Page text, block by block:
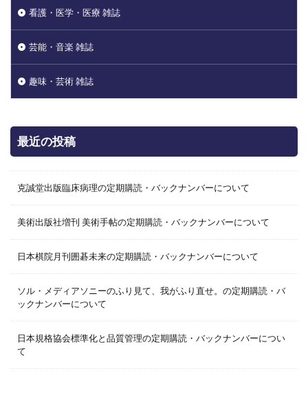
看護・医学・医療 雑誌
芸能・音楽 雑誌
趣味・芸術 雑誌
最近の投稿
克誠堂出版臨床病理の定期購読・バックナンバーについて
美術出版社増刊 美術手帖の定期購読・バックナンバーについて
日本棋院月刊囲碁未来の定期購読・バックナンバーについて
ソル・メディアソニーのふり見て、我がふり直せ。の定期購読・バ
ックナンバーについて
日本規格協会標準化と品質管理の定期購読・バックナンバーについ
て